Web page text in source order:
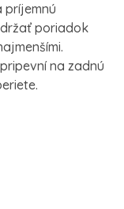
príjemnú
poriadok
.
na zadnú
.